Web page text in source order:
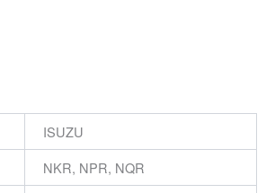
ISUZU
NKR, NPR, NQR